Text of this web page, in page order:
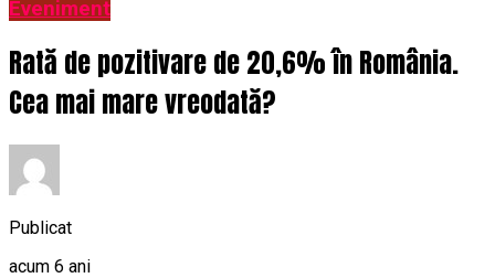
Eveniment
Rată de pozitivare de 20,6% în România.
Cea mai mare vreodată?
Publicat
acum 6 ani